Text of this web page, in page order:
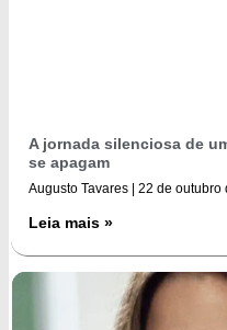
A jornada silenciosa de
se apagam
Augusto Tavares 22 de outubro
Leia mais »